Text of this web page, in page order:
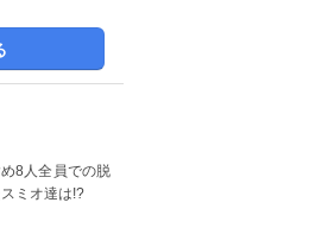
8人全員での脱
ミオ達は!?